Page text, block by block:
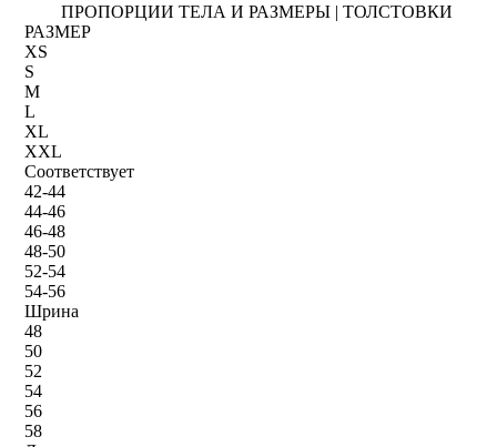
ПРОПОРЦИИ ТЕЛА И РАЗМЕРЫ | ТОЛСТОВКИ
РАЗМЕР
XS
S
M
L
XL
XXL
Соответствует
42-44
44-46
46-48
48-50
52-54
54-56
Шрина
48
50
52
54
56
58